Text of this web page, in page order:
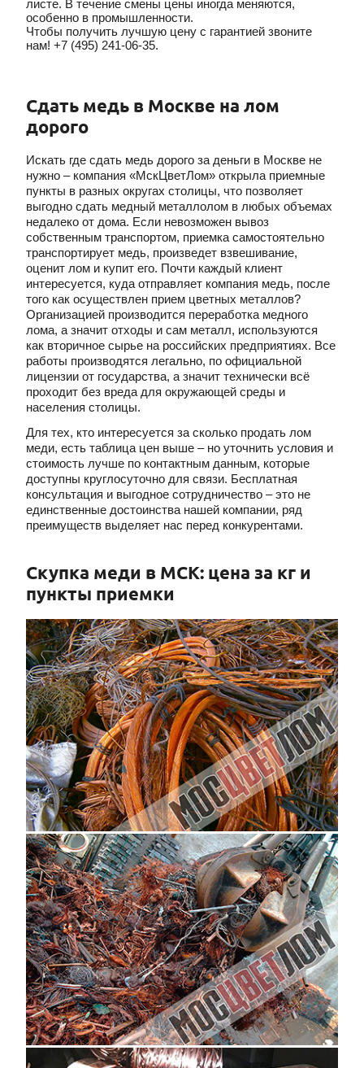
листе. В течение смены цены иногда меняются,
особенно в промышленности.
Чтобы получить лучшую цену c гарантией звоните
нам! +7 (495) 241-06-35.
Сдать медь в Москве на лом
дорого
Искать где сдать медь дорого за деньги в Москве не
нужно – компания «МскЦветЛом» открыла приемные
пункты в разных округах столицы, что позволяет
выгодно сдать медный металлолом в любых объемах
недалеко от дома. Если невозможен вывоз
собственным транспортом, приемка самостоятельно
транспортирует медь, произведет взвешивание,
оценит лом и купит его. Почти каждый клиент
интересуется, куда отправляет компания медь, после
того как осуществлен прием цветных металлов?
Организацией производится переработка медного
лома, а значит отходы и сам металл, используются
как вторичное сырье на российских предприятиях. Все
работы производятся легально, по официальной
лицензии от государства, а значит технически всё
проходит без вреда для окружающей среды и
населения столицы.
Для тех, кто интересуется за сколько продать лом
меди, есть таблица цен выше – но уточнить условия и
стоимость лучше по контактным данным, которые
доступны круглосуточно для связи. Бесплатная
консультация и выгодное сотрудничество – это не
единственные достоинства нашей компании, ряд
преимуществ выделяет нас перед конкурентами.
Скупка меди в МСК: цена за кг и
пункты приемки